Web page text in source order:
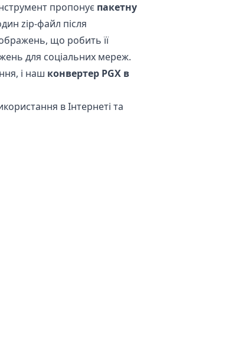
пропонує пакетну
zip-файл після
що робить її
для соціальних мереж.
і наш конвертер PGX в
в Інтернеті та